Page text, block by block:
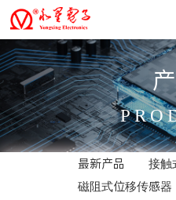
最新产品
接触
磁阻式位移传感器